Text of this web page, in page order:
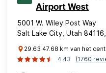
Airport West
5001 W. Wiley Post Way
Salt Lake City, Utah
29.63 47.68 km van het
4.43
(1760